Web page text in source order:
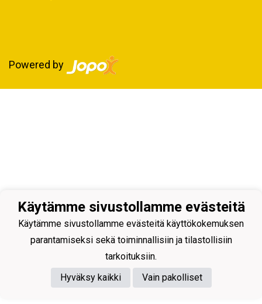
Powered by
Käytämme sivustollamme evästeitä
Käytämme sivustollamme evästeitä käyttökokemuksen
parantamiseksi sekä toiminnallisiin ja tilastollisiin
tarkoituksiin.
Hyväksy kaikki
Vain pakolliset